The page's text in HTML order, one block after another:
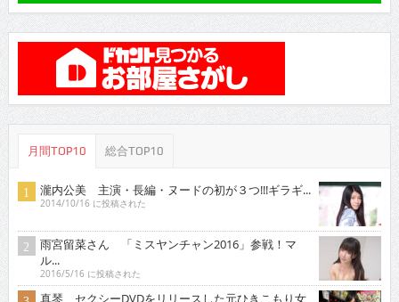
月間TOP10 総合TOP10
瀧内公美 主演・長編・ヌードの初が３つ!!!ギラギ...
2014/10/16 に投稿された
雨宮留菜さん 「ミスヤンチャン2016」参戦！マ
ル...
2016/5/16 に投稿された
真琴 セクシーDVDをリリースした元ひきこもり女